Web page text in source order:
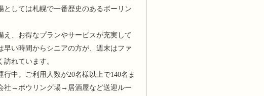
としては札幌で一番歴史のあるボーリン
え、お得なプランやサービスが充実して
早い時間からシニアの方が、週末はファ
訪れています。
行中。ご利用人数が20名様以上で140名ま
社→ボウリング場→居酒屋など送迎ルー